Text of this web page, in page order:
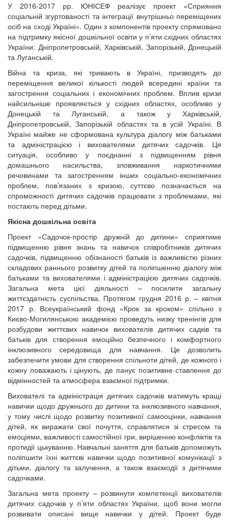
У 2016-2017 рр. ЮНІСЕФ реалізує проект «Сприяння
соціальній згуртованості та інтеграції внутрішньо переміщених
осіб на сході Україні». Один з компонентів проекту спрямовано
на підтримку якісної дошкільної освіти у п’яти східних областях
України: Дніпропетровській, Харківській, Запорізькій, Донецькій
та Луганській.
Війна та криза, які тривають в Україні, призводять до
переміщення великої кількості людей всередині країни та
загострення соціальних і економічних проблем. Вплив кризи
найсильніше проявляється у східних областях, особливо у
Донецькій та Луганській, а також у Харківській,
Дніпропетровській, Запорізькій областях та в усій Україні. В
Україні майже не сформована культура діалогу між батьками
та адміністрацією і вихователями дитячих садочків. Ця
ситуація, особливо у поєднанні з підвищенням рівня
домашнього насильства, зловживання наркотичними
речовинами та загостренням інших соціально-економічних
проблем, пов’язаних з кризою, суттєво позначається на
спроможності дитячих садочків працювати з проблемами, які
постають перед дітьми.
Якісна дошкільна освіта
Проект «Садочок-простір дружній до дитини» сприятиме
підвищенню рівня знань та навичок співробітників дитячих
садочків, підвищенню обізнаності батьків із важливістю різних
складових раннього розвитку дітей та поліпшенню діалогу між
батьками та вихователями і адміністрацією дитячих садочків.
Загальна мета цієї діяльності – посилити загальну
життєздатність суспільства. Протягом грудня 2016 р. – квітня
2017 р. Всеукраїнський фонд «Крок за кроком» спільно з
Києво-Могилянською академією проведуть низку тренінгів для
розбудови життєвих навичок вихователів дитячих садків та
батьків для створення емоційно безпечного і комфортного
інклюзивного середовища для навчання. Це дозволить
забезпечити умови для створення спільноти дітей, де кожного і
кожну поважають і цінують, де панує позитивне ставлення до
відмінностей та атмосфера взаємної підтримки.
Вихователі та адміністрація дитячих садочків матимуть кращі
навички щодо дружнього до дитини та інклюзивного навчання,
у тому числі щодо розвитку позитивної самооцінки, навчання
дітей, як виражати свої почуття, справлятися зі стресом та
емоціями, важливості самостійної гри, вирішенню конфліктів та
протидії цькуванню. Навчальні заняття для батьків допоможуть
поліпшити їхні життєві навички щодо позитивної комунікації з
дітьми, діалогу та залучення, а також взаємодії з дитячими
садочками.
Загальна мета проекту – розвинути компетенції вихователів
дитячих садочків у п’яти областях України, щоб вони могли
розвивати описані вище навички у дітей. Проект буде